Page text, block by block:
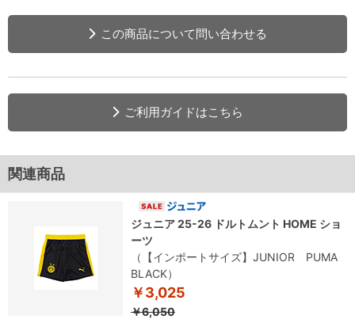
この商品について問い合わせる
ご利用ガイドはこちら
関連商品
ジュニア 25-26 ドルトムント HOME ショ
ーツ
（【インポートサイズ】JUNIOR PUMA
BLACK）
￥3,025
￥6,050